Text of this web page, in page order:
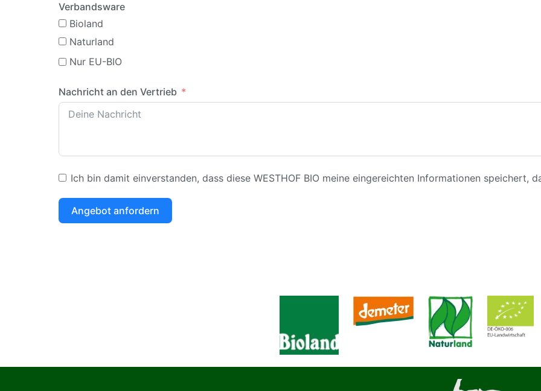
Verbandsware
Bioland
Naturland
Nur EU-BIO
Nachricht an den Vertrieb
Ich bin damit einverstanden, dass diese WESTHOF BIO meine eingereichten Informationen speichert,
Angebot anfordern